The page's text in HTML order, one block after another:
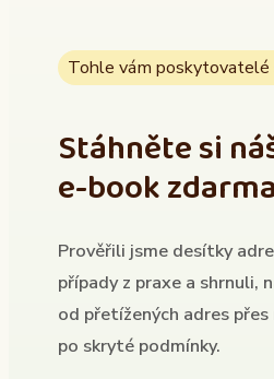
Tohle vám poskytovatelé
Stáhněte si
e-book zdarma
Prověřili jsme desítky
případy z praxe a shrnuli,
od přetížených adres
po skryté podmínky.